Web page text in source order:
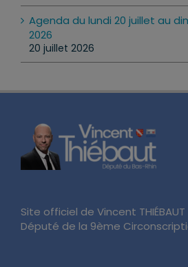
Agenda du lundi 20 juillet au
2026
20 juillet 2026
Site officiel de Vincent THIÉBAUT
Député de la 9ème